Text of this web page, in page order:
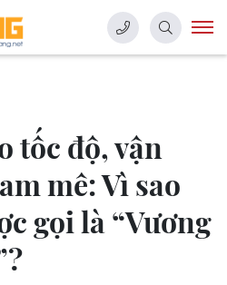
tốc độ, vận
mê: Vì sao
gọi là “Vương